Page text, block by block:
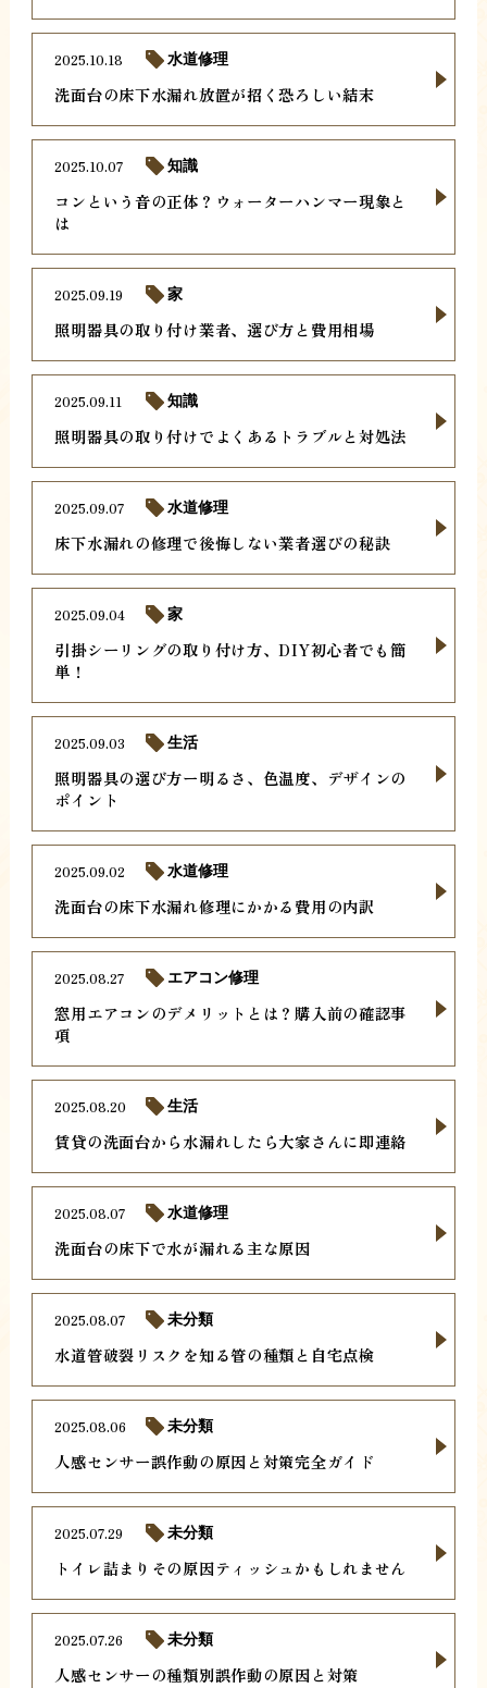
洗面台の床下水漏れ放置が招く恐ろしい結末
2025.10.18 水道修理
コンという音の正体？ウォーターハンマー現象と
は
2025.10.07 知識
照明器具の取り付け業者、選び方と費用相場
2025.09.19 家
照明器具の取り付けでよくあるトラブルと対処法
2025.09.11 知識
床下水漏れの修理で後悔しない業者選びの秘訣
2025.09.07 水道修理
引掛シーリングの取り付け方、DIY初心者でも簡
単！
2025.09.04 家
照明器具の選び方ー明るさ、色温度、デザインの
ポイント
2025.09.03 生活
洗面台の床下水漏れ修理にかかる費用の内訳
2025.09.02 水道修理
窓用エアコンのデメリットとは？購入前の確認事
項
2025.08.27 エアコン修理
賃貸の洗面台から水漏れしたら大家さんに即連絡
2025.08.20 生活
洗面台の床下で水が漏れる主な原因
2025.08.07 水道修理
水道管破裂リスクを知る管の種類と自宅点検
2025.08.07 未分類
人感センサー誤作動の原因と対策完全ガイド
2025.08.06 未分類
トイレ詰まりその原因ティッシュかもしれません
2025.07.29 未分類
人感センサーの種類別誤作動の原因と対策
2025.07.26 未分類